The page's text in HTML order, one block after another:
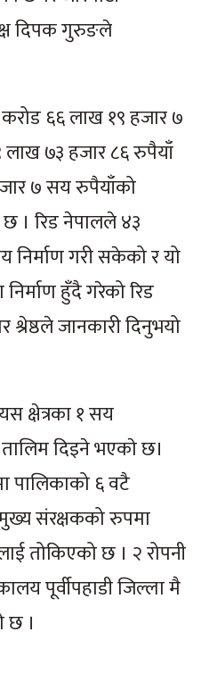
दिपक गुरुङले
६६ लाख १९ हजार ७
लाख ७३ हजार ८६ रुपैयाँ
७ सय रुपैयाँको
। रिड नेपालले ४३
निर्माण गरी सकेको र यो
हुँदै गरेको रिड
जानकारी दिनुभयो
क्षेत्रका १ सय
दिइने भएकाे छ।
पालिकाको ६ वटै
संरक्षकको रुपमा
तोकिएको छ । २ रोपनी
पूर्वीपहाडी जिल्ला मै
छ ।